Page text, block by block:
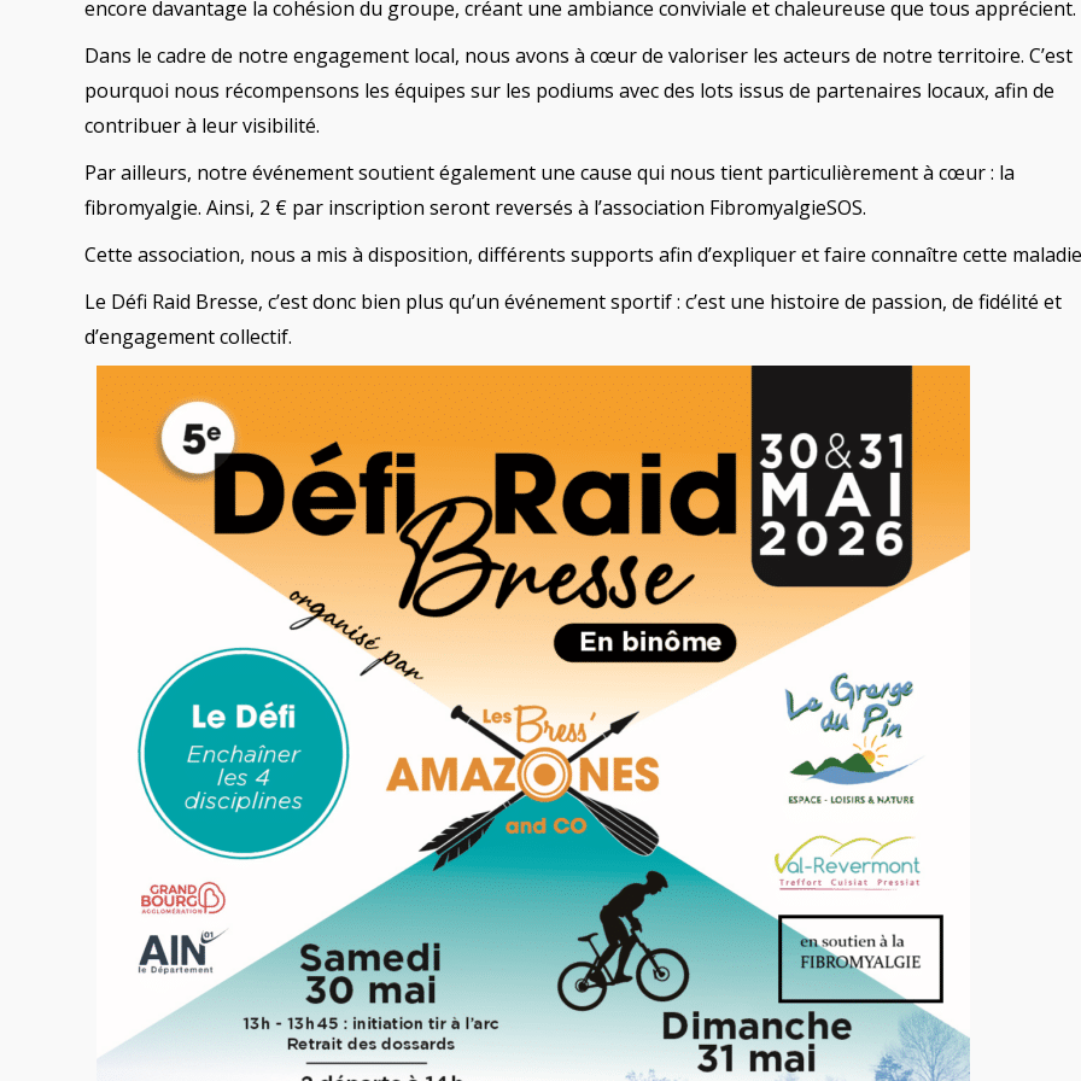
encore davantage la cohésion du groupe, créant une ambiance conviviale et chaleureuse que tous apprécient.
Dans le cadre de notre engagement local, nous avons à cœur de valoriser les acteurs de notre territoire. C’est
pourquoi nous récompensons les équipes sur les podiums avec des lots issus de partenaires locaux, afin de
contribuer à leur visibilité.
Par ailleurs, notre événement soutient également une cause qui nous tient particulièrement à cœur : la
fibromyalgie. Ainsi, 2 € par inscription seront reversés à l’association FibromyalgieSOS.
Cette association, nous a mis à disposition, différents supports afin d’expliquer et faire connaître cette maladie
Le Défi Raid Bresse, c’est donc bien plus qu’un événement sportif : c’est une histoire de passion, de fidélité et
d’engagement collectif.